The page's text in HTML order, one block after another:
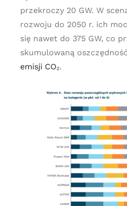
przekroczy 20 GW. W
rozwoju do 2050 r. ich
się nawet do 375 GW, co
skumulowaną
emisji CO₂.